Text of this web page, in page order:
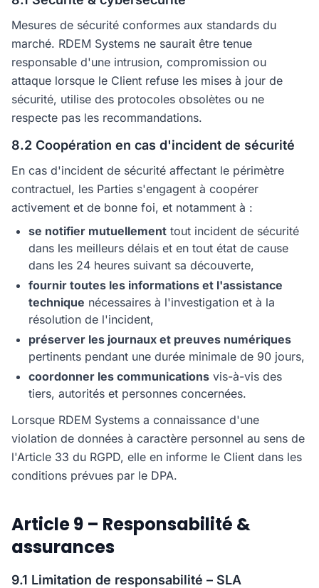
Mesures de sécurité conformes aux standards du
marché. RDEM Systems ne saurait être tenue
responsable d'une intrusion, compromission ou
attaque lorsque le Client refuse les mises à jour de
sécurité, utilise des protocoles obsolètes ou ne
respecte pas les recommandations.
8.2 Coopération en cas d'incident de sécurité
En cas d'incident de sécurité affectant le périmètre
contractuel, les Parties s'engagent à coopérer
activement et de bonne foi, et notamment à :
se notifier mutuellement tout incident de sécurité
dans les meilleurs délais et en tout état de cause
dans les 24 heures suivant sa découverte,
fournir toutes les informations et l'assistance
technique nécessaires à l'investigation et à la
résolution de l'incident,
préserver les journaux et preuves numériques
pertinents pendant une durée minimale de 90 jours,
coordonner les communications vis-à-vis des
tiers, autorités et personnes concernées.
Lorsque RDEM Systems a connaissance d'une
violation de données à caractère personnel au sens de
l'Article 33 du RGPD, elle en informe le Client dans les
conditions prévues par le DPA.
Article 9 – Responsabilité &
assurances
9.1 Limitation de responsabilité – SLA